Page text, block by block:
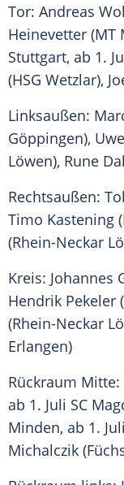
Tor: Andreas
Heinevetter (MT
Stuttgart, ab 1.
(HSG Wetzlar),
Linksaußen:
Göppingen),
Löwen), Rune
Rechtsaußen:
Timo Kastening
(Rhein-Neckar
Kreis: Johannes
Hendrik Pekeler
(Rhein-Neckar
Erlangen)
Rückraum Mitte:
ab 1. Juli SC
Minden, ab 1.
Michalczik